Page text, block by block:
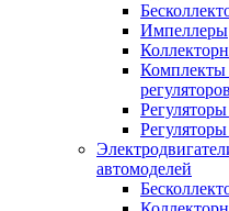
Импеллеры
Комплекты
автомоделей